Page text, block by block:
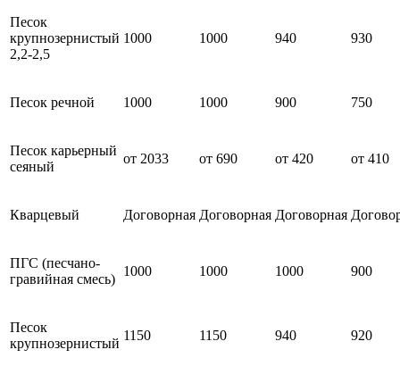
Песок
крупнозернистый
2,2-2,5
1000 1000 940 930
Песок речной 1000 1000 900 750
Песок карьерный
сеяный
от 2033 от 690 от 420 от 410
Кварцевый Договорная Договорная Договорная
ПГС (песчано-
гравийная смесь)
1000 1000 1000 900
Песок
крупнозернистый
1150 1150 940 920